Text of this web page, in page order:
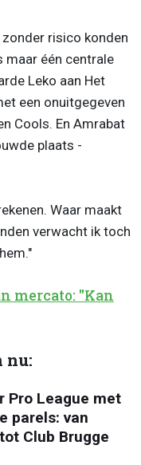
risico konden
maar één centrale
Leko aan Het
een onuitgegeven
Cools. En Amrabat
plaats -
Waar maakt
verwacht ik toch
mercato: "Kan
nu:
Pro League met
parels: van
Club Brugge